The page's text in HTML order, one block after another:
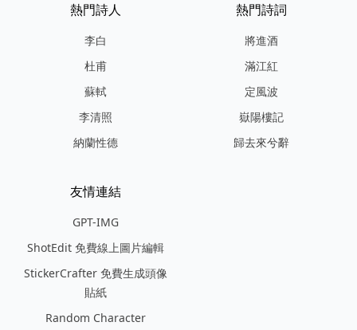
熱門詩人
李白
杜甫
蘇軾
李清照
納蘭性德
熱門詩詞
將進酒
滿江紅
定風波
嶽陽樓記
歸去來兮辭
友情連結
GPT-IMG
ShotEdit 免費線上圖片編輯
StickerCrafter 免費生成頭像
貼紙
Random Character